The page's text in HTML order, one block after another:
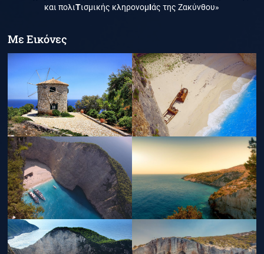
και πολιΤισμικής κληρονομΙάς της Ζακύνθου»
Με Εικόνες